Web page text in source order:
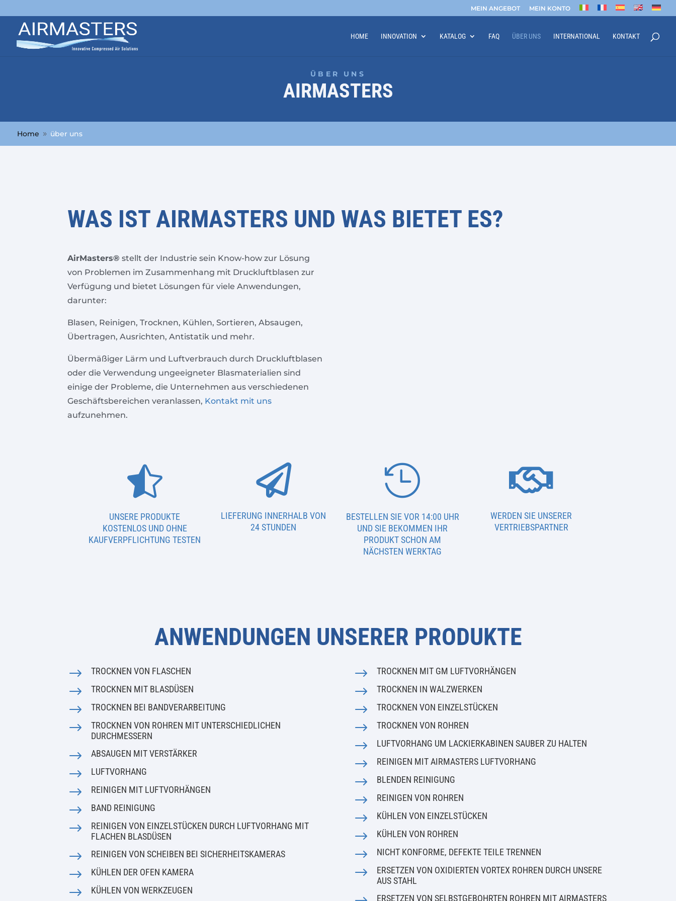
MEIN ANGEBOT MEIN KONTO
HOME INNOVATION KATALOG FAQ ÜBER UNS INTERNATIONAL KONTAKT
ÜBER UNS
AIRMASTERS
Home 9 über uns
WAS IST AIRMASTERS UND WAS BIETET ES?
AirMasters® stellt der Industrie sein Know-how zur Lösung
von Problemen im Zusammenhang mit Druckluftblasen zur
Verfügung und bietet Lösungen für viele Anwendungen,
darunter:
Blasen, Reinigen, Trocknen, Kühlen, Sortieren, Absaugen,
Übertragen, Ausrichten, Antistatik und mehr.
Übermäßiger Lärm und Luftverbrauch durch Druckluftblasen
oder die Verwendung ungeeigneter Blasmaterialien sind
einige der Probleme, die Unternehmen aus verschiedenen
Geschäftsbereichen veranlassen, Kontakt mit uns
aufzunehmen.

UNSERE PRODUKTE
KOSTENLOS UND OHNE
KAUFVERPFLICHTUNG TESTEN

LIEFERUNG INNERHALB VON
24 STUNDEN

BESTELLEN SIE VOR 14:00 UHR
UND SIE BEKOMMEN IHR
PRODUKT SCHON AM
NÄCHSTEN WERKTAG

WERDEN SIE UNSERER
VERTRIEBSPARTNER
ANWENDUNGEN UNSERER PRODUKTE
$ TROCKNEN VON FLASCHEN
$ TROCKNEN MIT BLASDÜSEN
$ TROCKNEN BEI BANDVERARBEITUNG
$
TROCKNEN VON ROHREN MIT UNTERSCHIEDLICHEN
DURCHMESSERN
$ ABSAUGEN MIT VERSTÄRKER
$ LUFTVORHANG
$ REINIGEN MIT LUFTVORHÄNGEN
$ BAND REINIGUNG
$
REINIGEN VON EINZELSTÜCKEN DURCH LUFTVORHANG MIT
FLACHEN BLASDÜSEN
$ REINIGEN VON SCHEIBEN BEI SICHERHEITSKAMERAS
$ KÜHLEN DER OFEN KAMERA
$ KÜHLEN VON WERKZEUGEN
$ TROCKNEN MIT GM LUFTVORHÄNGEN
$ TROCKNEN IN WALZWERKEN
$ TROCKNEN VON EINZELSTÜCKEN
$ TROCKNEN VON ROHREN
$ LUFTVORHANG UM LACKIERKABINEN SAUBER ZU HALTEN
$ REINIGEN MIT AIRMASTERS LUFTVORHANG
$ BLENDEN REINIGUNG
$ REINIGEN VON ROHREN
$ KÜHLEN VON EINZELSTÜCKEN
$ KÜHLEN VON ROHREN
$ NICHT KONFORME, DEFEKTE TEILE TRENNEN
$
ERSETZEN VON OXIDIERTEN VORTEX ROHREN DURCH UNSERE
AUS STAHL
ERSETZEN VON SELBSTGEBOHRTEN ROHREN MIT AIRMASTERS